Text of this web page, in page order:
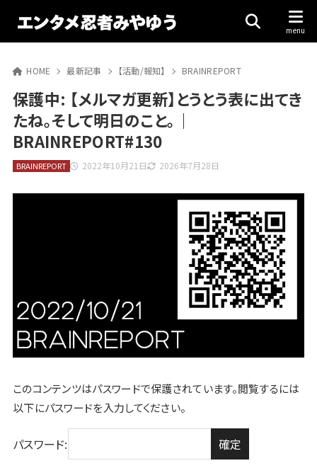
HOME 最新記事 【活動/報知】 BRAINREPORT
保護中: 【メルマガ更新】とうとう表に出てき
たね。そして明日のこと。｜
BRAINREPORT#130
2022年10月21日 2026年7月28日
BRAINREPORT
このコンテンツはパスワードで保護されています。閲覧するには
以下にパスワードを入力してください。
パスワード: